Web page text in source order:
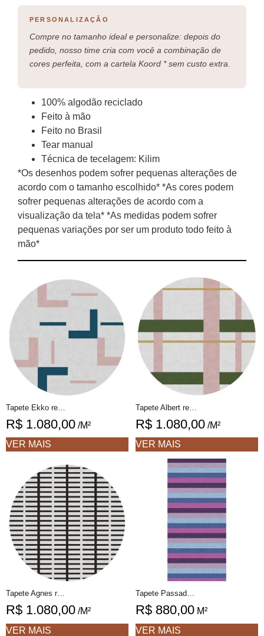
PERSONALIZAÇÃO
Compre no tamanho ideal e personalize: depois do
pedido, nosso time cria com você a combinação de
cores perfeita, com a cartela Koord * sem custo extra.
100% algodão reciclado
Feito à mão
Feito no Brasil
Tear manual
Técnica de tecelagem: Kilim
*Os desenhos podem sofrer pequenas alterações de
acordo com o tamanho escolhido* *As cores podem
sofrer pequenas alterações de acordo com a
visualização da tela* *As medidas podem sofrer
pequenas variações por ser um produto todo feito à
mão*
R$ 1.080,00 /M²
VER MAIS
R$ 1.080,00 /M²
VER MAIS
Tapete Agnes redondo 3 geométrico feito à mão, 100% algodão reciclado
R$ 1.080,00 /M²
VER MAIS
Tapete Passadeira Marlene 1 geométrico feito à mão, 100% algodão reciclado
R$ 880,00 M²
VER MAIS